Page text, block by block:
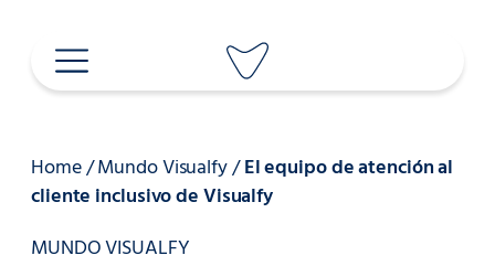
contenido
Home/Mundo Visualfy/El equipo de atención al
cliente inclusivo de Visualfy
MUNDO VISUALFY